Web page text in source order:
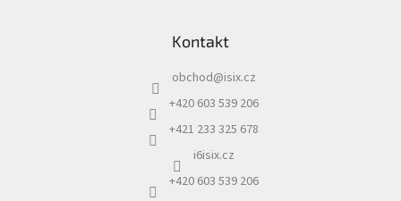
Kontakt
obchod@isix.cz
+420 603 539 206
+421 233 325 678
i6isix.cz
+420 603 539 206